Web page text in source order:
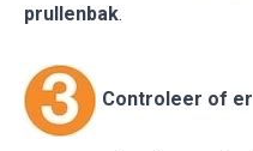
prullenbak.
Controleer of